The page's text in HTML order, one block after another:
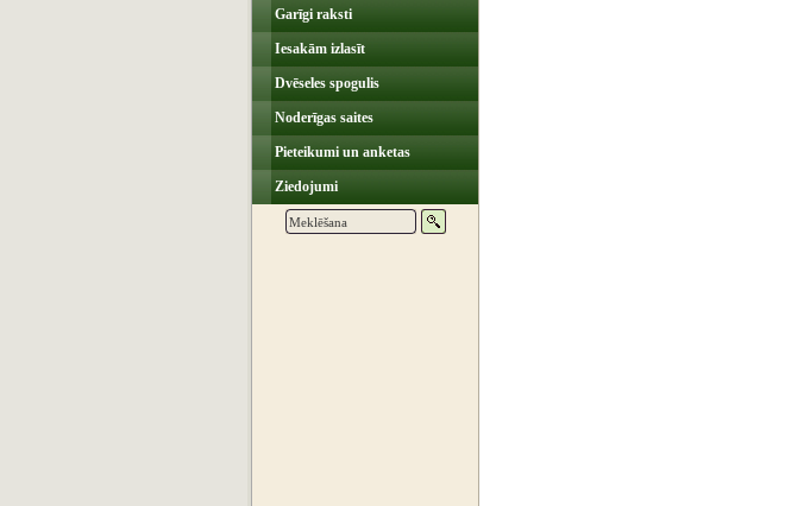
Garīgi raksti
Iesakām izlasīt
Dvēseles spogulis
Noderīgas saites
Pieteikumi un anketas
Ziedojumi